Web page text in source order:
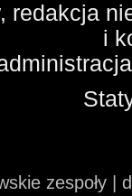
redakcja
i
zespoły